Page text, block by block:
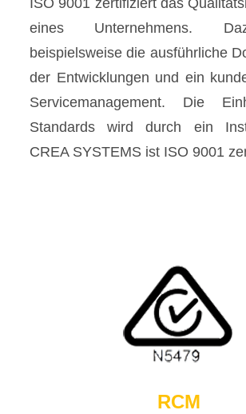
ISO 9001 zertifiziert das
eines Unternehmens.
beispielsweise die ausführliche
der Entwicklungen und ein
Servicemanagement. Die
Standards wird durch ein
CREA SYSTEMS ist ISO 9001
RCM